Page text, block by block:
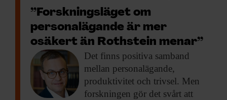
”Forskningsläget om
personalägande är mer
osäkert än Rothstein menar”
Det finns positiva samband
mellan personalägande,
produktivitet och trivsel. Men
forskningen gör det svårt att